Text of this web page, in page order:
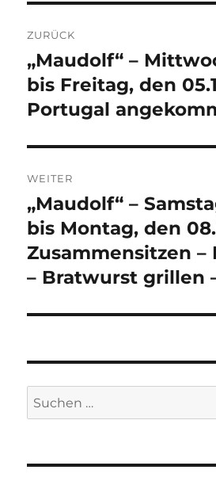
ZURÜCK
Vorheriger
Beitrag:
„Maudolf“ –
bis Freitag, den
Portugal
WEITER
Nächster
Beitrag:
„Maudolf“ –
bis Montag, den
Zusammensitzen –
– Bratwurst grillen
Suchen
nach: